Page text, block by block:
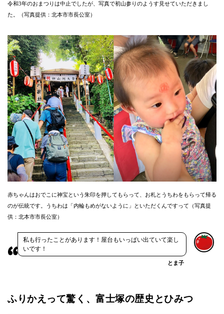
令和3年のおまつりは中止でしたが、写真で初山参りのようす見せていただきまし
た。（写真提供：北本市市長公室）
赤ちゃんはおでこに神宝という朱印を押してもらって、お札とうちわをもらって帰る
のが伝統です。うちわは「内輪もめがないように」といただくんですって（写真提
供：北本市市長公室）
私も行ったことがあります！屋台もいっぱい出ていて楽し
いです！
とま子
ふりかえって驚く、富士塚の歴史とひみつ